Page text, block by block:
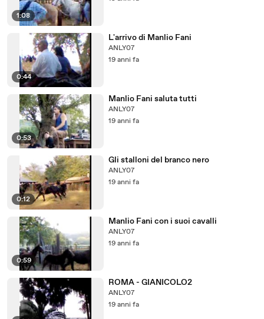
1:08
0:44
L'arrivo di Manlio Fani
ANLY07
19 anni fa
0:53
Manlio Fani saluta tutti
ANLY07
19 anni fa
0:12
Gli stalloni del branco nero
ANLY07
19 anni fa
0:59
Manlio Fani con i suoi cavalli
ANLY07
19 anni fa
ROMA - GIANICOLO2
ANLY07
19 anni fa